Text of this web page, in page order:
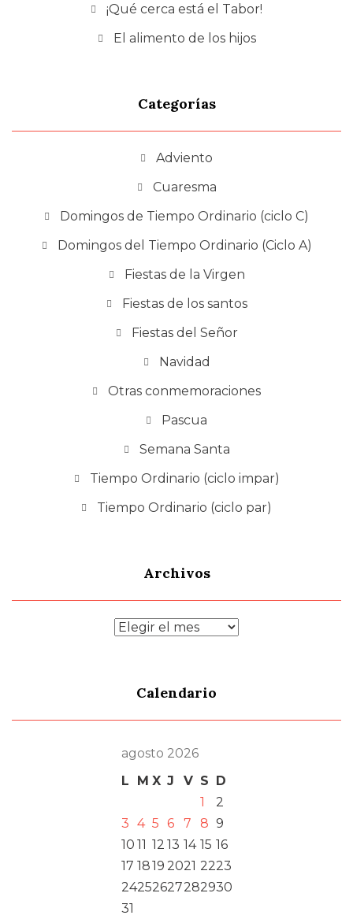
¡Qué cerca está el Tabor!
El alimento de los hijos
Categorías
Adviento
Cuaresma
Domingos de Tiempo Ordinario (ciclo C)
Domingos del Tiempo Ordinario (Ciclo A)
Fiestas de la Virgen
Fiestas de los santos
Fiestas del Señor
Navidad
Otras conmemoraciones
Pascua
Semana Santa
Tiempo Ordinario (ciclo impar)
Tiempo Ordinario (ciclo par)
Archivos
Archivos
Calendario
agosto 2026
L
M X J V S D
1
2
3 4 5 6 7 8 9
10 11 12 13 14 15 16
17 1819 2021 2223
24252627282930
31